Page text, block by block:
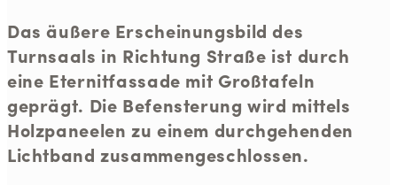
Das äußere Erscheinungsbild des
Turnsaals in Richtung Straße ist durch
eine Eternitfassade mit Großtafeln
geprägt. Die Befensterung wird mittels
Holzpaneelen zu einem durchgehenden
Lichtband zusammengeschlossen.